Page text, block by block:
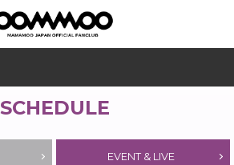
SCHEDULE
EVENT & LIVE